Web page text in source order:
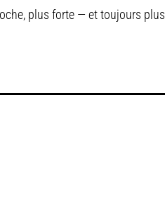
plus forte — et toujours plus